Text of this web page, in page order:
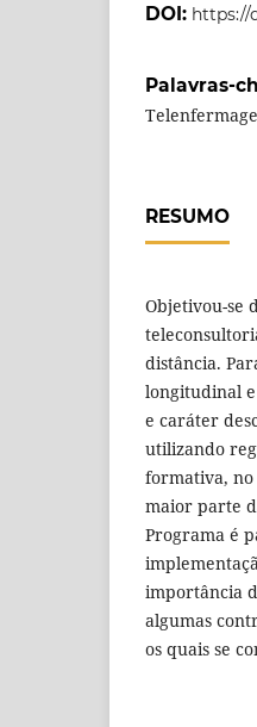
DOI: https://
Palavras-
RESUMO
Objetivou-se
distância.
longitudinal
e caráter
utilizando
formativa, no
maior parte
Programa é
importância
algumas
os quais se